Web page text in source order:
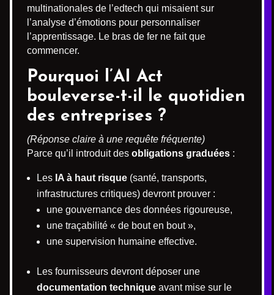
multinationales de l’edtech qui misaient sur
l’analyse d’émotions pour personnaliser
l’apprentissage. Le bras de fer ne fait que
commencer.
Pourquoi l’AI Act
bouleverse-t-il le quotidien
des entreprises ?
(Réponse claire à une requête fréquente)
Parce qu’il introduit des obligations graduées :
Les IA à haut risque (santé, transports,
infrastructures critiques) devront prouver :
une gouvernance des données rigoureuse,
une traçabilité « de bout en bout »,
une supervision humaine effective.
Les fournisseurs devront déposer une
documentation technique avant mise sur le